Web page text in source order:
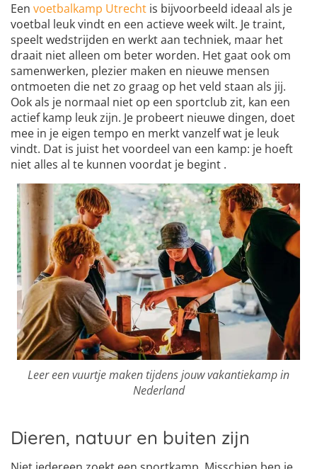
Een voetbalkamp Utrecht is bijvoorbeeld ideaal als je
voetbal leuk vindt en een actieve week wilt. Je traint,
speelt wedstrijden en werkt aan techniek, maar het
draait niet alleen om beter worden. Het gaat ook om
samenwerken, plezier maken en nieuwe mensen
ontmoeten die net zo graag op het veld staan als jij.
Ook als je normaal niet op een sportclub zit, kan een
actief kamp leuk zijn. Je probeert nieuwe dingen, doet
mee in je eigen tempo en merkt vanzelf wat je leuk
vindt. Dat is juist het voordeel van een kamp: je hoeft
niet alles al te kunnen voordat je begint .
Leer een vuurtje maken tijdens jouw vakantiekamp in
Nederland
Dieren, natuur en buiten zijn